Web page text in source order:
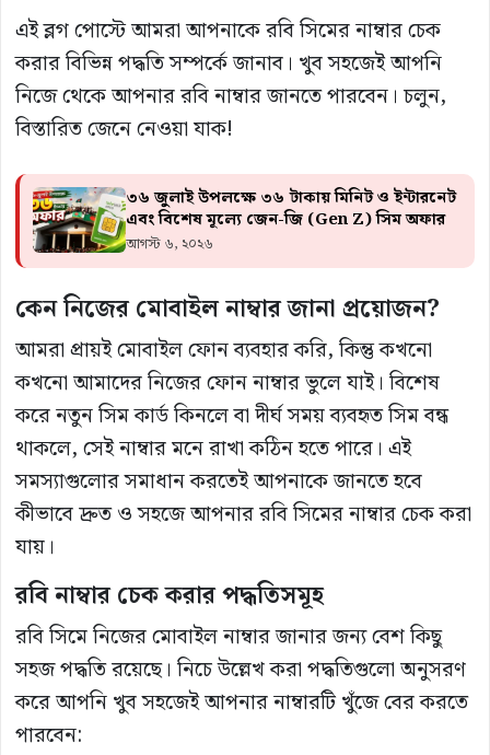
এই ব্লগ পোস্টে আমরা আপনাকে রবি সিমের নাম্বার চেক
করার বিভিন্ন পদ্ধতি সম্পর্কে জানাব। খুব সহজেই আপনি
নিজে থেকে আপনার রবি নাম্বার জানতে পারবেন। চলুন,
বিস্তারিত জেনে নেওয়া যাক!
৩৬ জুলাই উপলক্ষে ৩৬ টাকায় মিনিট ও ইন্টারনেট
এবং বিশেষ মূল্যে জেন-জি (Gen Z) সিম অফার
আগস্ট ৬, ২০২৬
কেন নিজের মোবাইল নাম্বার জানা প্রয়োজন?
আমরা প্রায়ই মোবাইল ফোন ব্যবহার করি, কিন্তু কখনো
কখনো আমাদের নিজের ফোন নাম্বার ভুলে যাই। বিশেষ
করে নতুন সিম কার্ড কিনলে বা দীর্ঘ সময় ব্যবহৃত সিম বন্ধ
থাকলে, সেই নাম্বার মনে রাখা কঠিন হতে পারে। এই
সমস্যাগুলোর সমাধান করতেই আপনাকে জানতে হবে
কীভাবে দ্রুত ও সহজে আপনার রবি সিমের নাম্বার চেক করা
যায়।
রবি নাম্বার চেক করার পদ্ধতিসমূহ
রবি সিমে নিজের মোবাইল নাম্বার জানার জন্য বেশ কিছু
সহজ পদ্ধতি রয়েছে। নিচে উল্লেখ করা পদ্ধতিগুলো অনুসরণ
করে আপনি খুব সহজেই আপনার নাম্বারটি খুঁজে বের করতে
পারবেন: